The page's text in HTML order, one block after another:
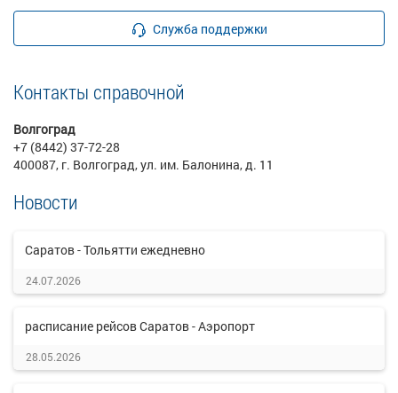
Служба поддержки
Контакты справочной
Волгоград
+7 (8442) 37-72-28
400087, г. Волгоград, ул. им. Балонина, д. 11
Новости
Саратов - Тольятти ежедневно
24.07.2026
расписание рейсов Саратов - Аэропорт
28.05.2026